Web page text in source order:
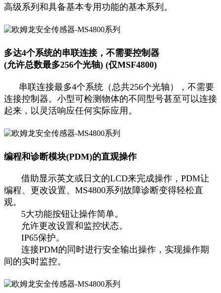
高级系列和具备基本专用功能的基本系列。
多达4个系统的串联连接，不需要控制器
(允许总数最多256个光轴) (仅MSF4800)
串联连接最多4个系统（总共256个光轴），不需要
连接控制器。小型可检测物体的不同型号甚至可以连接
起来，以灵活响应任何实际应用。
编程和诊断模块(PDM)的直观操作
借助显示英文或日文的LCD来完成操作，PDM让
编程、更改设置、MS4800系列故障诊断变得轻松直
观。
5大功能按钮让操作简单。
允许更改设置和监控状态。
IP65保护。
连接PDM的同时进行安全输出操作，实现操作期
间的实时监控。